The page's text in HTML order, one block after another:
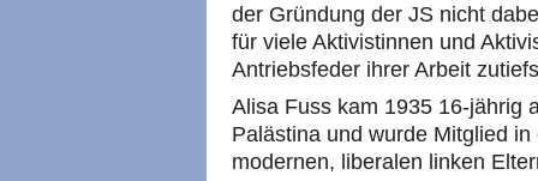
der Gründung der JS nicht
für viele Aktivistinnen und
Antriebsfeder ihrer Arbeit
Alisa Fuss kam 1935 16-jährig
Palästina und wurde Mitglied
modernen, liberalen linken